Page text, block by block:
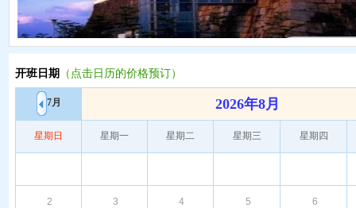
开班日期 （点击日历的价格预订）
7月 2026年8月
星期日 星期一 星期二 星期三 星期四
2 3 4 5 6